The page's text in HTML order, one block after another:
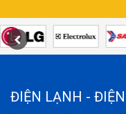
ĐIỆN LẠNH -